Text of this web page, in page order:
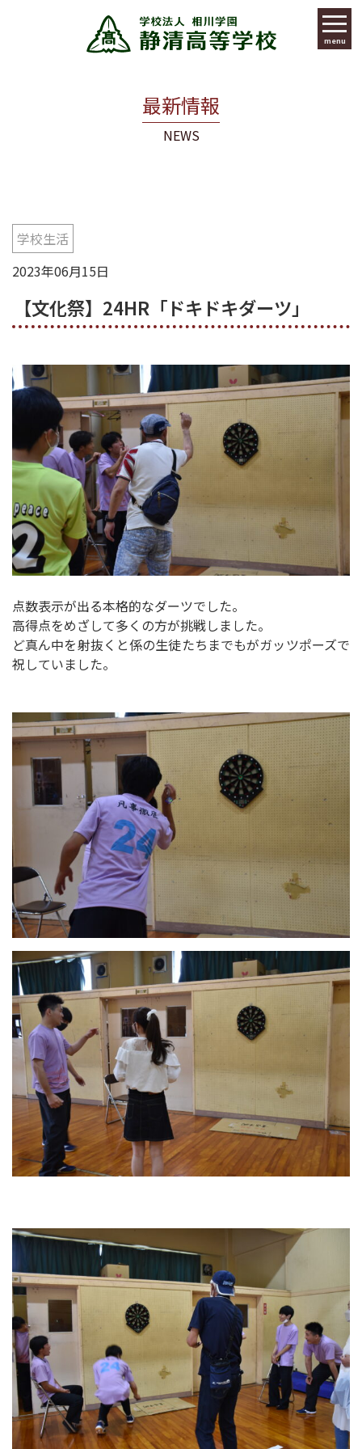
menu
最新情報
NEWS
学校生活
2023年06月15日
【文化祭】24HR「ドキドキダーツ」
点数表示が出る本格的なダーツでした。
高得点をめざして多くの方が挑戦しました。
ど真ん中を射抜くと係の生徒たちまでもがガッツポーズで
祝していました。